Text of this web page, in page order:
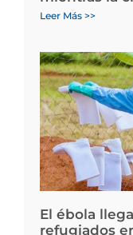
Leer Más >>
El ébola
refugiados